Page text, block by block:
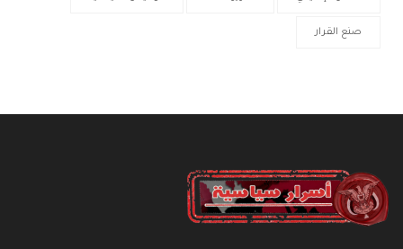
صنع القرار